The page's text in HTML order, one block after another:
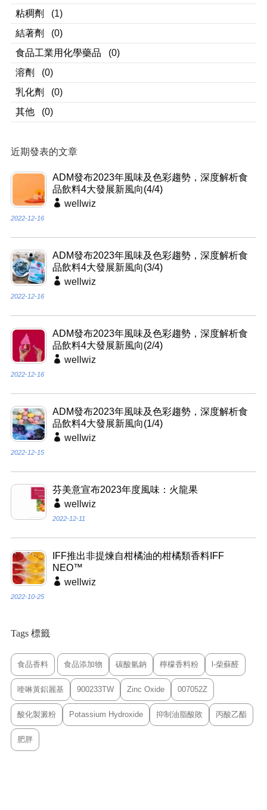
粘稠劑
(1)
結著劑
(0)
食品工業用化學藥品
(0)
溶劑
(0)
乳化劑
(0)
其他
(0)
近期發表的文章
ADM發布2023年風味及色彩趨勢，深度解析食
品飲料4大發展新風向(4/4)
wellwiz
2022-12-16
ADM發布2023年風味及色彩趨勢，深度解析食
品飲料4大發展新風向(3/4)
wellwiz
2022-12-16
ADM發布2023年風味及色彩趨勢，深度解析食
品飲料4大發展新風向(2/4)
wellwiz
2022-12-16
ADM發布2023年風味及色彩趨勢，深度解析食
品飲料4大發展新風向(1/4)
wellwiz
2022-12-15
芬美意宣布2023年度風味：火龍果
wellwiz
2022-12-11
IFF推出非提煉自柑橘油的柑橘類香料IFF
NEO™
wellwiz
2022-10-25
Tags 標籤
食品香料 食品添加物 碳酸氫鈉 檸檬香料粉 l-柴蘇醛
喹啉黃鋁麗基 900233TW Zinc Oxide 007052Z
酸化製澱粉 Potassium Hydroxide 抑制油脂酸敗 丙酸乙酯
肥胖